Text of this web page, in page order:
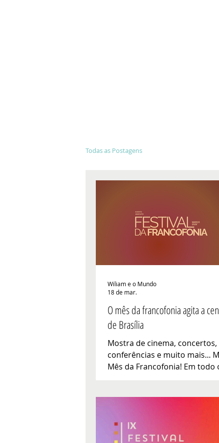
Wiliam e
Todas as Postagens
O mês da francofonia agita a
de Brasília
Mostra de cinema, concertos,
conferências e muito mais...
Mês da Francofonia! Em todo
atividades culturais variadas,
promovendo os valores da
Wiliam e o Mundo
18 de mar.